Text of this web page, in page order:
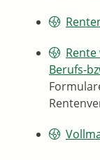
Berufs-